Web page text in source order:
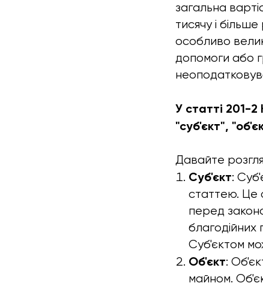
загальна
тисячу і
особливо
допомоги або
У статті 201-
"суб'єкт",
Давайте
Суб'єкт:
статтею. Це
перед
Суб'єктом
Об'єкт:
майном.